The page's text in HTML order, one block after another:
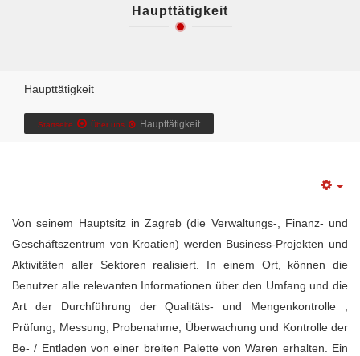
Haupttätigkeit
Haupttätigkeit
Startseite Über uns Haupttätigkeit
Von seinem Hauptsitz in Zagreb (die Verwaltungs-, Finanz- und
Geschäftszentrum von Kroatien) werden Business-Projekten und
Aktivitäten aller Sektoren realisiert. In einem Ort, können die
Benutzer alle relevanten Informationen über den Umfang und die
Art der Durchführung der Qualitäts- und Mengenkontrolle ,
Prüfung, Messung, Probenahme, Überwachung und Kontrolle der
Be- / Entladen von einer breiten Palette von Waren erhalten. Ein